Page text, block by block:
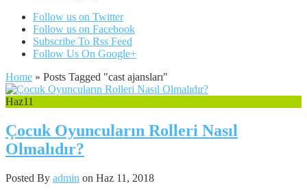
Follow us on Twitter
Follow us on Facebook
Subscribe To Rss Feed
Follow Us On Google+
Home » Posts Tagged "cast ajansları"
Haz11
Çocuk Oyuncuların Rolleri Nasıl
Olmalıdır?
Posted By admin on Haz 11, 2018